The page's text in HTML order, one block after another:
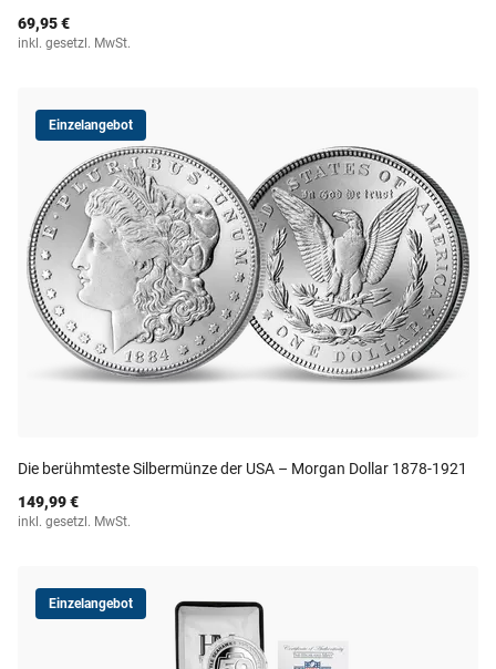
69,95 €
inkl. gesetzl. MwSt.
Einzelangebot
Die berühmteste Silbermünze der USA – Morgan Dollar 1878-1921
149,99 €
inkl. gesetzl. MwSt.
Einzelangebot